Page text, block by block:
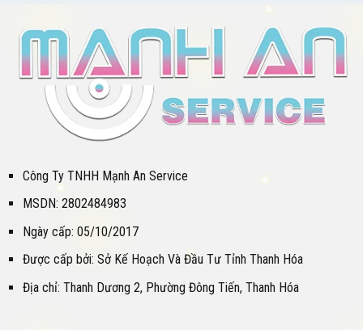
Công Ty TNHH Mạnh An Service
MSDN: 2802484983
Ngày cấp: 05/10/2017
Được cấp bởi: Sở Kế Hoạch Và Đầu Tư Tỉnh Thanh Hóa
Địa chỉ: Thanh Dương 2, Phường Đông Tiến, Thanh Hóa